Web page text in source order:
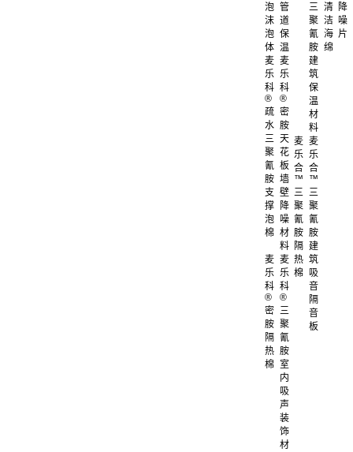
泡
沫
泡
体
管
道
保
温
麦
乐
科
®
疏
水
三
聚
氰
胺
支
撑
泡
棉
麦
乐
科
®
密
胺
天
花
板
墙
壁
降
噪
材
料
麦
乐
科
®
密
胺
隔
热
棉
麦
乐
科
®
三
聚
氰
胺
室
内
吸
声
装
饰
材
三
聚
氰
胺
建
筑
保
温
材
料
麦
乐
合
™
三
聚
氰
胺
隔
热
棉
麦
乐
合
™
三
聚
氰
胺
建
筑
吸
音
隔
音
板
清
洁
海
绵
降
噪
片